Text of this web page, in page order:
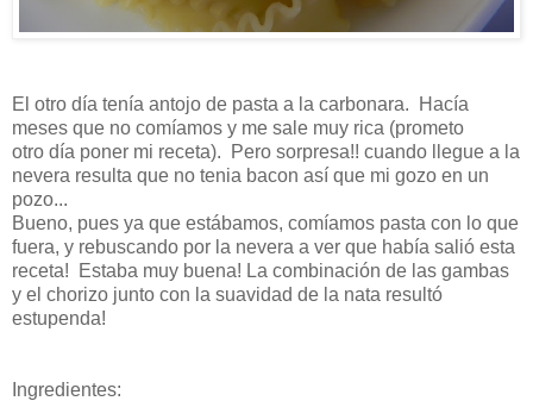
El otro día tenía antojo de pasta a la carbonara. Hacía
meses que no comíamos y me sale muy rica (prometo
otro día poner mi receta). Pero sorpresa!! cuando llegue a la
nevera resulta que no tenia bacon así que mi gozo en un
pozo...
Bueno, pues ya que estábamos, comíamos pasta con lo que
fuera, y rebuscando por la nevera a ver que había salió esta
receta! Estaba muy buena! La combinación de las gambas
y el chorizo junto con la suavidad de la nata resultó
estupenda!
Ingredientes: